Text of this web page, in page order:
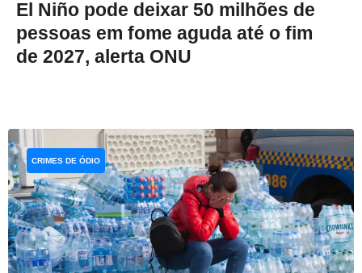
El Niño pode deixar 50 milhões de
pessoas em fome aguda até o fim
de 2027, alerta ONU
CRIMES DE ÓDIO